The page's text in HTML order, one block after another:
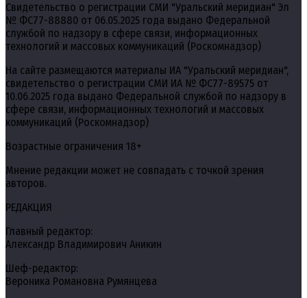
Свидетельство о регистрации СМИ "Уральский меридиан" Эл
№ ФС77-88880 от 06.05.2025 года выдано Федеральной
службой по надзору в сфере связи, информационных
технологий и массовых коммуникаций (Роскомнадзор)
На сайте размещаются материалы ИА "Уральский меридиан",
свидетельство о регистрации СМИ ИА № ФС77-89575 от
10.06.2025 года выдано Федеральной службой по надзору в
сфере связи, информационных технологий и массовых
коммуникаций (Роскомнадзор)
Возрастные ограничения 18+
Мнение редакции может не совпадать с точкой зрения
авторов.
РЕДАКЦИЯ
Главный редактор:
Александр Владимирович Аникин
Шеф-редактор:
Вероника Романовна Румянцева